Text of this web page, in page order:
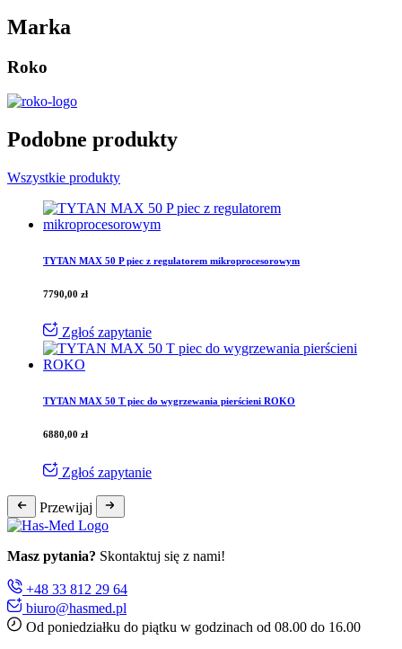
Marka
Roko
Podobne produkty
Wszystkie produkty
TYTAN MAX 50 P piec z regulatorem mikroprocesorowym
7790,00 zł
Zgłoś zapytanie
TYTAN MAX 50 T piec do wygrzewania pierścieni ROKO
6880,00 zł
Zgłoś zapytanie
Przewijaj
Masz pytania? Skontaktuj się z nami!
+48 33 812 29 64
biuro@hasmed.pl
Od poniedziałku do piątku w godzinach od 08.00 do 16.00